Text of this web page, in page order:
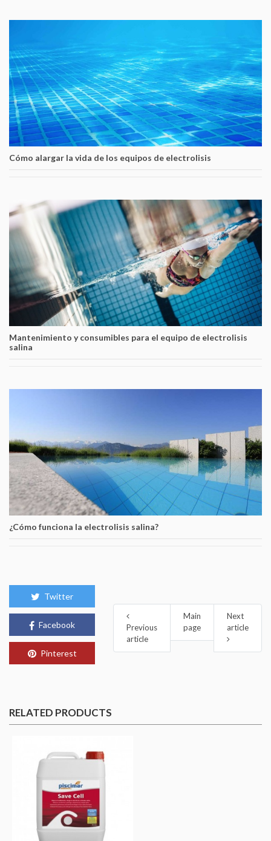
Cómo alargar la vida de los equipos de electrolisis
Mantenimiento y consumibles para el equipo de electrolisis
salina
¿Cómo funciona la electrolisis salina?
Twitter
Facebook
Pinterest
Previous
article
Main
page
Next
article
RELATED PRODUCTS